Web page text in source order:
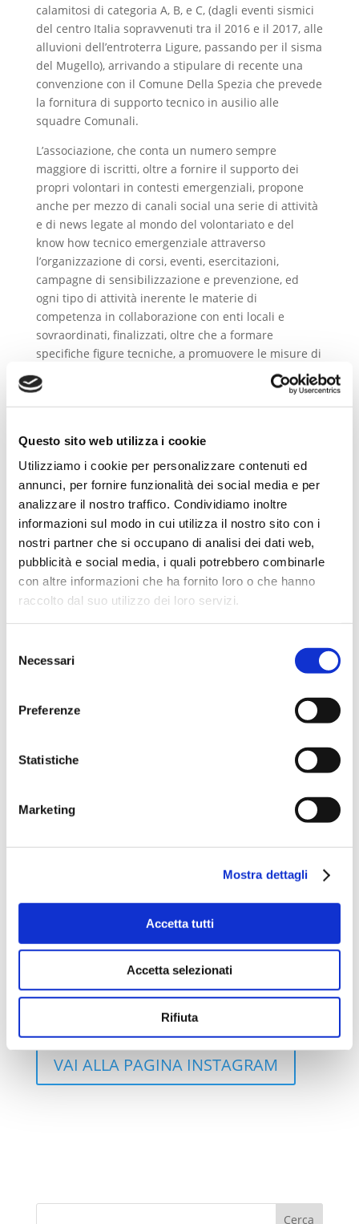
Questo sito web utilizza i cookie
Utilizziamo i cookie per personalizzare contenuti ed
annunci, per fornire funzionalità dei social media e per
analizzare il nostro traffico. Condividiamo inoltre
informazioni sul modo in cui utilizza il nostro sito con i
nostri partner che si occupano di analisi dei dati web,
pubblicità e social media, i quali potrebbero combinarle
con altre informazioni che ha fornito loro o che hanno
raccolto dal suo utilizzo dei loro servizi.
delNecessari
Preferenze
Statistiche
Marketing
Mostra dettagli
Accetta tutti
Accetta selezionati
Rifiuta
calamitosi di categoria A, B, e C, (dagli eventi sismici
del centro Italia sopravvenuti tra il 2016 e il 2017, alle
alluvioni dell’entroterra Ligure, passando per il sisma
del Mugello), arrivando a stipulare di recente una
convenzione con il Comune Della Spezia che prevede
la fornitura di supporto tecnico in ausilio alle
squadre Comunali.
L’associazione, che conta un numero sempre
maggiore di iscritti, oltre a fornire il supporto dei
propri volontari in contesti emergenziali, propone
anche per mezzo di canali social una serie di attività
e di news legate al mondo del volontariato e del
know how tecnico emergenziale attraverso
l’organizzazione di corsi, eventi, esercitazioni,
campagne di sensibilizzazione e prevenzione, ed
ogni tipo di attività inerente le materie di
competenza in collaborazione con enti locali e
sovraordinati, finalizzati, oltre che a formare
specifiche figure tecniche, a promuovere le misure di
autoprotezione destinate alla popolazione, mirando
così ad assolvere al meglio tutte quelle mansioni
volte alla previsione, prevenzione e mitigazione dei
loro superamento, in linea con gli obiettivi del
vigente testo unico in materia di Protezione Civile.
VAI AL SITO ISTITUZIONALE
VAI ALLA PAGINA INSTAGRAM